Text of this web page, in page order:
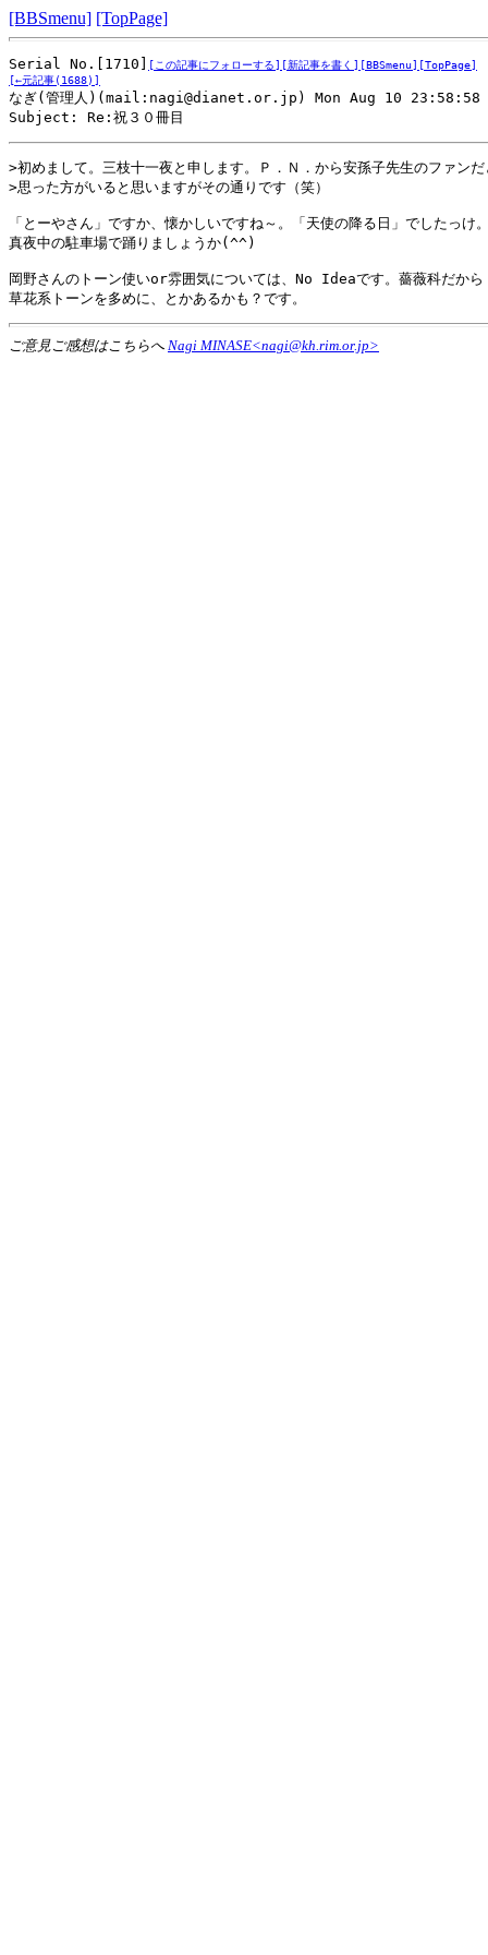
[BBSmenu] [TopPage]
Serial No.[1710] [この記事にフォローする] [新記事を書く] [BBSmenu] [TopPage]
[←元記事(1688)]
なぎ(管理人)(mail:nagi@dianet.or.jp) Mon Aug 10 23:58:58
Subject: Re:祝３０冊目
>初めまして。三枝十一夜と申します。Ｐ．Ｎ．から安孫子先生のファンだ
>思った方がいると思いますがその通りです（笑）
「とーやさん」ですか、懐かしいですね～。「天使の降る日」でしたっけ
真夜中の駐車場で踊りましょうか(^^)
岡野さんのトーン使いor雰囲気については、No Ideaです。薔薇科だから
草花系トーンを多めに、とかあるかも？です。
ご意見ご感想はこちらへ Nagi MINASE<nagi@kh.rim.or.jp>